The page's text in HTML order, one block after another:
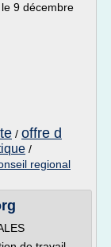
9 décembre
/ offre d
/
regional